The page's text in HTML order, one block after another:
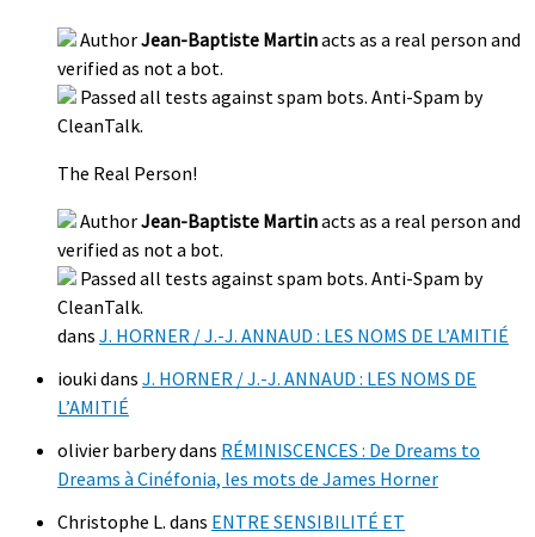
AuthorJean-Baptiste Martinacts as a real person and
verified as not a bot.
Passed all tests against spam bots. Anti-Spam by
CleanTalk.
The Real Person!
AuthorJean-Baptiste Martinacts as a real person and
verified as not a bot.
Passed all tests against spam bots. Anti-Spam by
CleanTalk.
dans J. HORNER / J.-J. ANNAUD : LES NOMS DE L’AMITIÉ
ioukidans J. HORNER / J.-J. ANNAUD : LES NOMS DE
L’AMITIÉ
olivier barberydans RÉMINISCENCES : De Dreams to
Dreams à Cinéfonia, les mots de James Horner
Christophe L. dans ENTRE SENSIBILITÉ ET